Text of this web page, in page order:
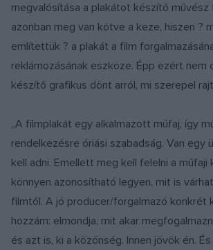
megvalósítása a plakátot készítő művész
azonban meg van kötve a keze, hiszen ?
említettük ? a plakát a film
reklámozásának eszköze. Épp ezért nem
készítő grafikus dönt arról, mi szerepel
„A filmplakát egy alkalmazott műfaj, így
rendelkezésre óriási szabadság. Van egy
kell adni. Emellett meg kell felelni a műfaji
könnyen azonosítható legyen, mit is
filmtől. A jó producer/forgalmazó konkrét
hozzám: elmondja, mit akar
és azt is, ki a közönség. Innen jövök én.